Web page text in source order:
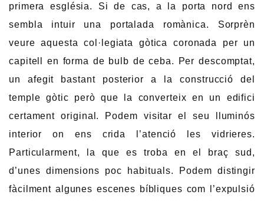
primera església. Si de cas, a la porta nord ens
sembla intuir una portalada romànica. Sorprèn
veure aquesta col·legiata gòtica coronada per un
capitell en forma de bulb de ceba. Per descomptat,
un afegit bastant posterior a la construcció del
temple gòtic però que la converteix en un edifici
certament original. Podem visitar el seu lluminós
interior on ens crida l’atenció les vidrieres.
Particularment, la que es troba en el braç sud,
d’unes dimensions poc habituals. Podem distingir
fàcilment algunes escenes bíbliques com l’expulsió